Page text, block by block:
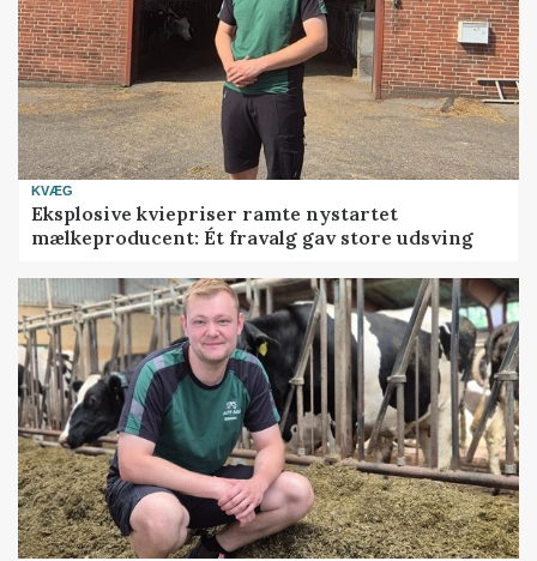
KVÆG
Eksplosive kviepriser ramte nystartet
mælkeproducent: Ét fravalg gav store udsving